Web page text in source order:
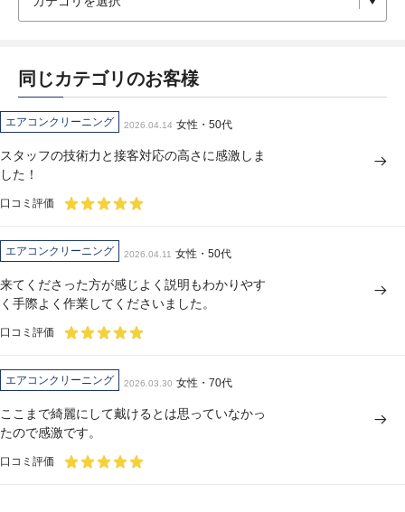
同じカテゴリのお客様
エアコンクリーニング 2026.04.14 女性・50代
スタッフの技術力と接客対応の高さに感激しま
した！
口コミ評価
エアコンクリーニング 2026.04.11 女性・50代
来てくださった方が感じよく説明もわかりやす
く手際よく作業してくださいました。
口コミ評価
エアコンクリーニング 2026.03.30 女性・70代
ここまで綺麗にして戴けるとは思っていなかっ
たので感激です。
口コミ評価